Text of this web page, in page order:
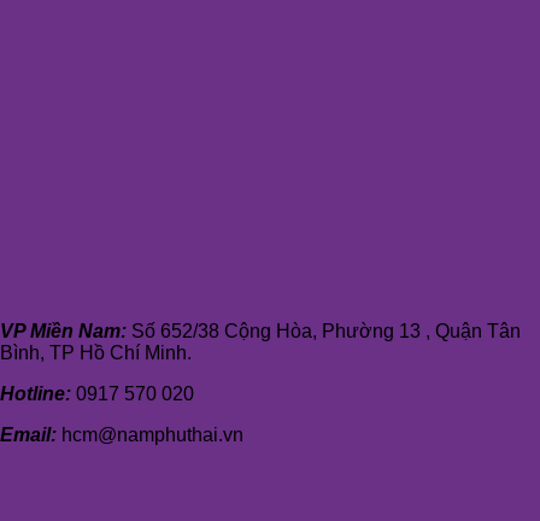
VP Miền Nam: Số 652/38 Cộng Hòa, Phường 13 , Quận Tân
Bình, TP Hồ Chí Minh.
Hotline: 0917 570 020
Email: hcm@namphuthai.vn